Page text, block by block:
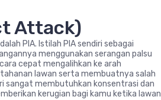
Attack)
PIA. Istilah PIA sendiri sebagai
menggunakan serangan palsu
cepat mengalihkan ke arah
lawan serta membuatnya salah
sangat membutuhkan konsentrasi dan
kerugian bagi kamu ketika lawan